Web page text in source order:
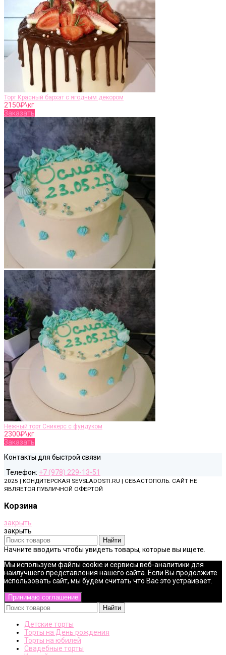
Торт Красный бархат с ягодным декором
2150₽\кг
Заказать
Нежный торт Сникерс с фундуком
2300₽\кг
Заказать
Контакты для быстрой связи
Телефон: +7 (978) 229-13-51
2025 | КОНДИТЕРСКАЯ SEVSLADOSTI.RU | СЕВАСТОПОЛЬ. САЙТ НЕ
ЯВЛЯЕТСЯ ПУБЛИЧНОЙ ОФЕРТОЙ
Корзина
закрыть
закрыть
Найти
Начните вводить чтобы увидеть товары, которые вы ищете.
Мы используем файлы cookie и сервисы веб-аналитики для
наилучшего представления нашего сайта. Если Вы продолжите
использовать сайт, мы будем считать что Вас это устраивает.
Принимаю соглашение
Найти
Детские торты
Торты на День рождения
Торты на юбилей
Свадебные торты